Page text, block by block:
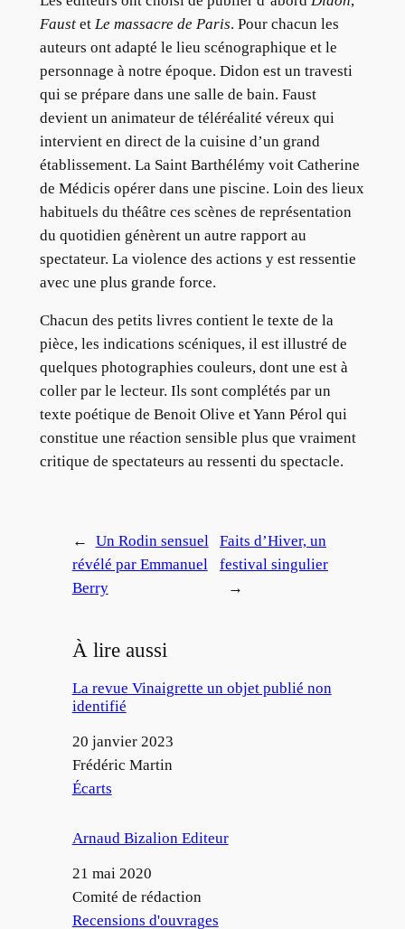
Faustet Le massacre de Paris. Pour chacun les
auteurs ont adapté le lieu scénographique et le
personnage à notre époque. Didon est un travesti
qui se prépare dans une salle de bain. Faust
devient un animateur de téléréalité véreux qui
intervient en direct de la cuisine d’un grand
établissement. La Saint Barthélémy voit Catherine
de Médicis opérer dans une piscine. Loin des lieux
habituels du théâtre ces scènes de représentation
du quotidien génèrent un autre rapport au
spectateur. La violence des actions y est ressentie
avec une plus grande force.
Chacun des petits livres contient le texte de la
pièce, les indications scéniques, il est illustré de
quelques photographies couleurs, dont une est à
coller par le lecteur. Ils sont complétés par un
texte poétique de Benoit Olive et Yann Pérol qui
constitue une réaction sensible plus que vraiment
critique de spectateurs au ressenti du spectacle.
←
Un Rodin sensuel
révélé par Emmanuel
Berry
Faits d’Hiver, un
festival singulier
→
À lire aussi
La revue Vinaigrette un objet publié non
identifié
Date
20 janvier 2023
Auteur
Frédéric Martin
Par rapport à
Écarts
Arnaud Bizalion Editeur
Date
21 mai 2020
Auteur
Comité de rédaction
Par rapport à
Recensions d'ouvrages